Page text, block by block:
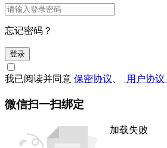
忘记密码？
登录
我已阅读并同意 保密协议 用户协议
微信扫一扫绑定
加载失败